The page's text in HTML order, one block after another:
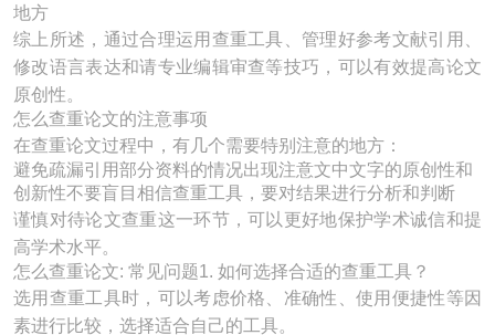
地方
综上所述，通过合理运用查重工具、管理好参考文献引用、
修改语言表达和请专业编辑审查等技巧，可以有效提高论文
原创性。
怎么查重论文的注意事项
在查重论文过程中，有几个需要特别注意的地方：
避免疏漏引用部分资料的情况出现注意文中文字的原创性和
创新性不要盲目相信查重工具，要对结果进行分析和判断
谨慎对待论文查重这一环节，可以更好地保护学术诚信和提
高学术水平。
怎么查重论文: 常见问题1. 如何选择合适的查重工具？
选用查重工具时，可以考虑价格、准确性、使用便捷性等因
素进行比较，选择适合自己的工具。